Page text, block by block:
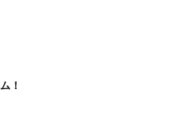
！